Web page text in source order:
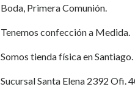
Boda, Primera Comunión.
Tenemos confección a Medida.
Somos tienda física en Santiago.
Sucursal Santa Elena 2392 Ofi.